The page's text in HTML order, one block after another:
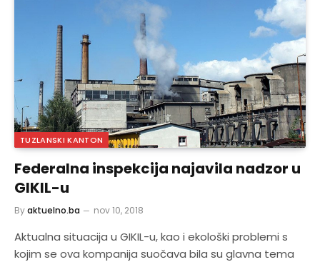
TUZLANSKI KANTON
Federalna inspekcija najavila nadzor u
GIKIL-u
Byaktuelno.ba nov 10, 2018
Aktualna situacija u GIKIL-u, kao i ekološki problemi s
kojim se ova kompanija suočava bila su glavna tema